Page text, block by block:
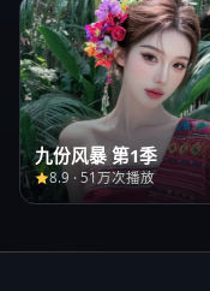
九份风暴 第1季
8.9 · 51万次播放